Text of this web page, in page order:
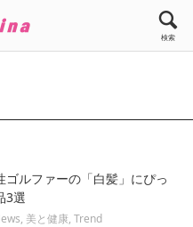
検索
ゴルファーの「白髪」にぴっ
3選
美と健康 Trend